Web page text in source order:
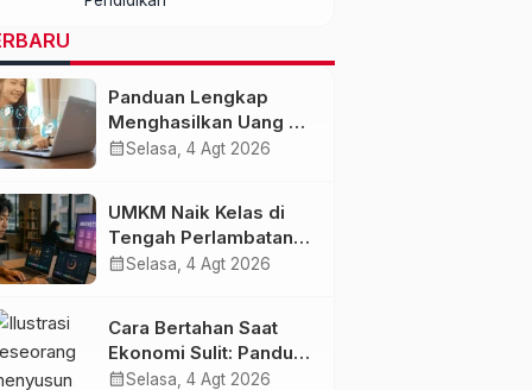
dengan Kualitas dan
Panduan Lengkap
Menghasilkan Uang di
Era AI dan Ekonomi
calendar_monthSelasa, 4 Agt 2026
UMKM Naik Kelas di
Tengah Perlambatan
Ekonomi: Strategi
calendar_monthSelasa, 4 Agt 2026
Cara Bertahan Saat
Ekonomi Sulit: Panduan
Mengelola Keuangan,
calendar_monthSelasa, 4 Agt 2026